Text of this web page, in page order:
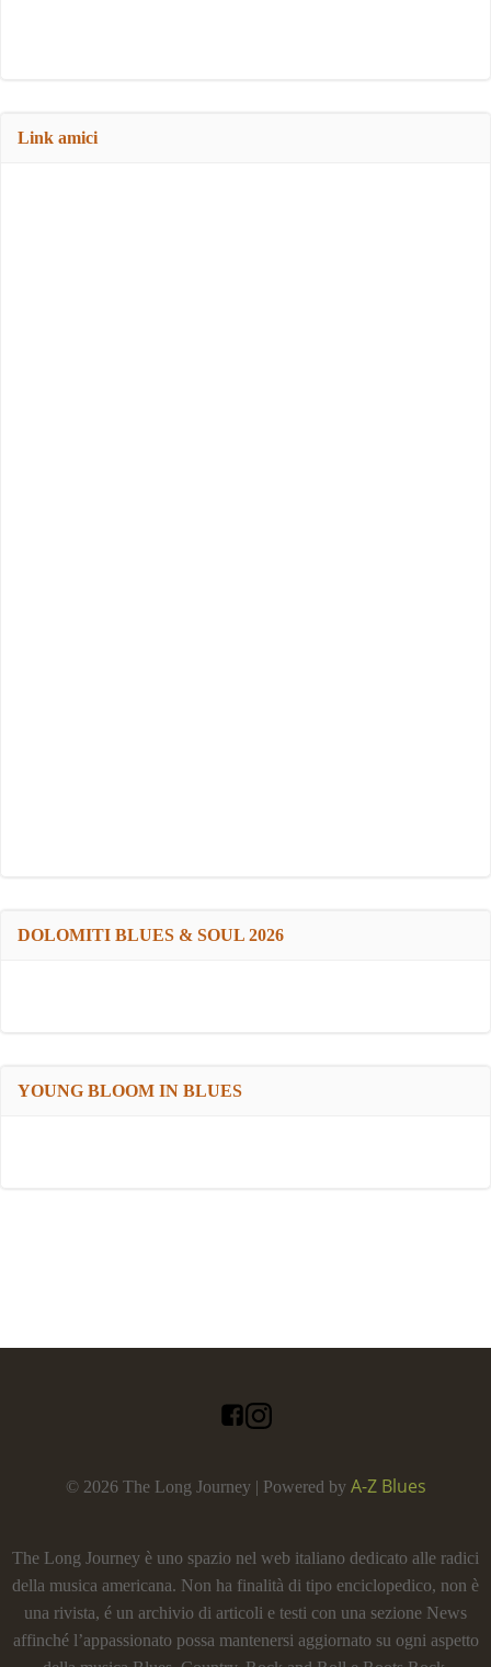
Link amici
DOLOMITI BLUES & SOUL 2026
YOUNG BLOOM IN BLUES
© 2026 The Long Journey | Powered by A-Z Blues
The Long Journey è uno spazio nel web italiano dedicato alle radici
della musica americana. Non ha finalità di tipo enciclopedico, non è
una rivista, é un archivio di articoli e testi con una sezione News
affinché l’appassionato possa mantenersi aggiornato su ogni aspetto